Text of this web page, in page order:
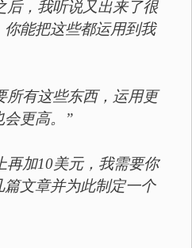
后，我听说又出来了很
你能把这些都运用到我
所有这些东西，运用更
会更高。”
再加10美元，我需要你
文章并为此制定一个